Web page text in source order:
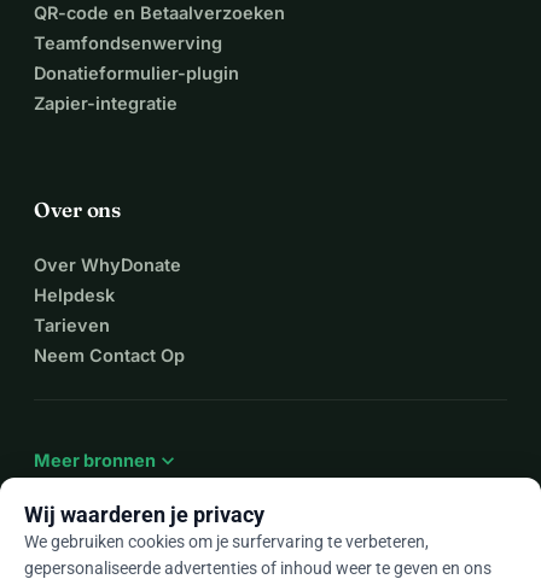
QR-code en Betaalverzoeken
Teamfondsenwerving
Donatieformulier-plugin
Zapier-integratie
Over ons
Over WhyDonate
Helpdesk
Tarieven
Neem Contact Op
Meer bronnen expand_more
Wij waarderen je privacy
We gebruiken cookies om je surfervaring te verbeteren,
gepersonaliseerde advertenties of inhoud weer te geven en ons